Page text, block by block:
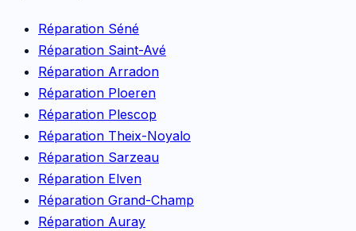
Réparation Séné
Réparation Saint-Avé
Réparation Arradon
Réparation Ploeren
Réparation Plescop
Réparation Theix-Noyalo
Réparation Sarzeau
Réparation Elven
Réparation Grand-Champ
Réparation Auray